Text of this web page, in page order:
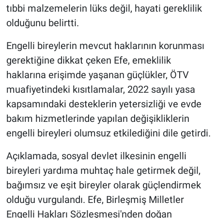
tıbbi malzemelerin lüks değil, hayati gereklilik
olduğunu belirtti.
Engelli bireylerin mevcut haklarının korunması
gerektiğine dikkat çeken Efe, emeklilik
haklarına erişimde yaşanan güçlükler, ÖTV
muafiyetindeki kısıtlamalar, 2022 sayılı yasa
kapsamındaki desteklerin yetersizliği ve evde
bakım hizmetlerinde yapılan değişikliklerin
engelli bireyleri olumsuz etkilediğini dile getirdi.
Açıklamada, sosyal devlet ilkesinin engelli
bireyleri yardıma muhtaç hale getirmek değil,
bağımsız ve eşit bireyler olarak güçlendirmek
olduğu vurgulandı. Efe, Birleşmiş Milletler
Engelli Hakları Sözleşmesi'nden doğan